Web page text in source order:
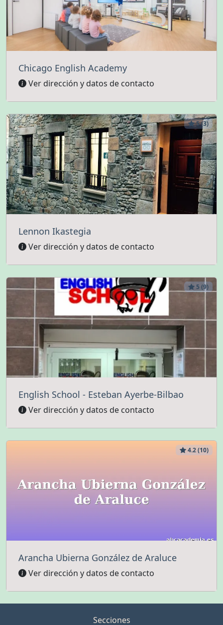
Chicago English Academy
Ver dirección y datos de contacto
5 (3)
Lennon Ikastegia
Ver dirección y datos de contacto
5 (9)
English School - Esteban Ayerbe-Bilbao
Ver dirección y datos de contacto
4.2 (10)
Arancha Ubierna González de Araluce
Ver dirección y datos de contacto
Secciones